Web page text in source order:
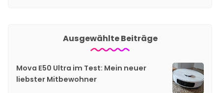
Ausgewählte Beiträge
Mova E50 Ultra im Test: Mein neuer
liebster Mitbewohner